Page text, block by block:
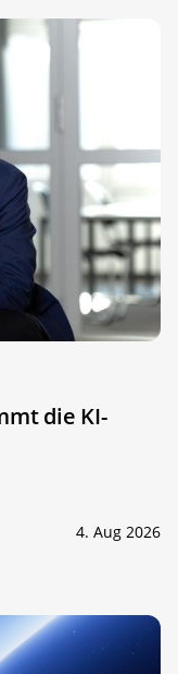
die KI-
4. Aug 2026